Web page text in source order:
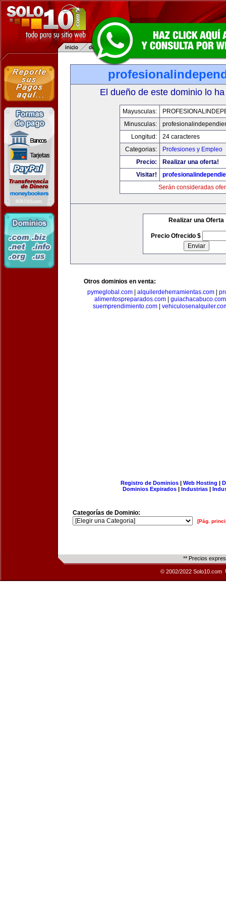
El dueño de este dominio lo
Mayusculas:
Minusculas:
Longitud:
24 caracteres
Categorias:
Profesiones y Empleo
Precio:
Realizar una oferta!
Visitar!
Serán consideradas
Realizar una Oferta
Precio Ofrecido $
Otros dominios en venta:
pymeglobal.com| alquilerdeherramientas.com|
alimentospreparados.com| guiachacabuco.com
suemprendimiento.com|
Registro de Dominios| Web Hosting |
Dominios Expirados | Industrias |
Categorías de Dominio:
[Pág.
** Precios
© 2002/2022 Solo10.com